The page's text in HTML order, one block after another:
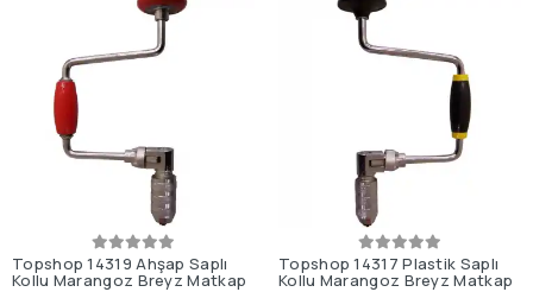
Topshop 14319 Ahşap Saplı
Kollu Marangoz Breyz Matkap
Topshop 14317 Plastik Saplı
Kollu Marangoz Breyz Matkap